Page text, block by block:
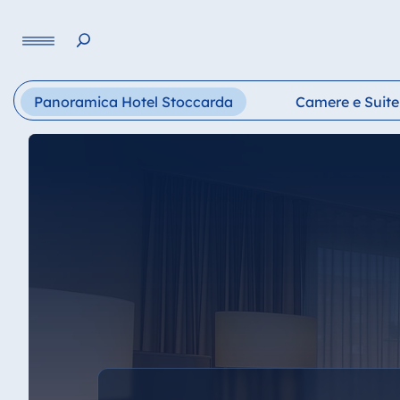
Panoramica Hotel Stoccarda Camere e Suite